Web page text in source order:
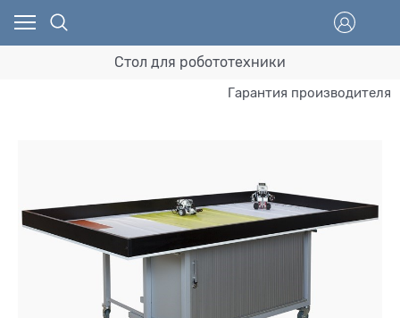
Стол для робототехники
Гарантия производителя